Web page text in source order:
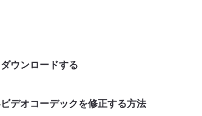
ウンロードする
デオコーデックを修正する方法